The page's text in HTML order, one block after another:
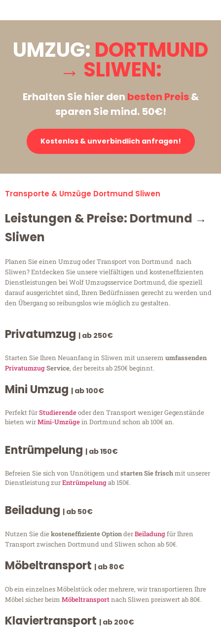
UMZUG: DORTMUND
→ SLIWEN:
Erhalten Sie hier den besten Preis&
sparen Sie mind. 50€!
Kostenlos & unverbindlich anfragen!
Transporte & Umzüge Dortmund Sliwen
Leistungen & Preise: Dortmund →
Sliwen
Planen Sie einen Umzug oder Transport von Dortmund nach
Sliwen? Entdecken Sie unsere vielfältigen und kosteneffizienten
Dienstleistungen bei Wolf Umzugsservice Dortmund, die speziell
darauf ausgerichtet sind, Ihren Bedürfnissen gerecht zu werden und
den Übergang so reibungslos wie möglich zu gestalten.
Privatumzug | ab 250€
Starten Sie Ihren Neuanfang in Sliwen mit unserem umfassenden
PrivatumzugService, der bereits ab 250€ beginnt.
Mini Umzug | ab 100€
Perfekt fürStudierendeoder den Transport weniger Gegenstände
bieten wirMini-Umzügein Dortmund schon ab 100€ an.
Entrümpelung | ab 150€
Befreien Sie sich von Unnötigem undstarten Sie frischmit unserer
Dienstleistung zurEntrümpelungab 150€.
Beiladung | ab 50€
Nutzen Sie diekosteneffiziente OptionderBeiladungfür Ihren
Transport zwischen Dortmund und Sliwen schon ab 50€.
Möbeltransport | ab 80€
Ob ein einzelnes Möbelstück oder mehrere, wir transportieren Ihre
Möbel sicher beim Möbeltransportnach Sliwen preiswert ab 80€.
Klaviertransport | ab 200€